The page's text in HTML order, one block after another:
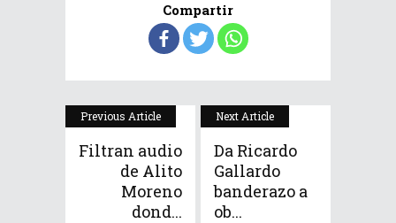
Compartir
Previous Article
Filtran audio
de Alito
Moreno
dond...
Next Article
Da Ricardo
Gallardo
banderazo a
ob...